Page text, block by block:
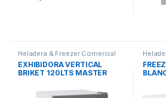
Heladera & Freezer Comercial
EXHIBIDORA VERTICAL
BRIKET 120LTS MASTER